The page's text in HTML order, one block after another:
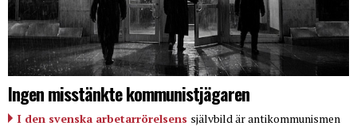
Ingen misstänkte kommunistjägaren
I den svenska arbetarrörelsens självbild är antikommunismen